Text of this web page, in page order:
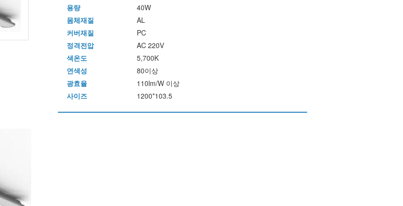
용량
40W
몸체재질
AL
커버재질
PC
정격전압
AC 220V
색온도
5,700K
연색성
80이상
광효율
110lm/W 이상
사이즈
1200*103.5